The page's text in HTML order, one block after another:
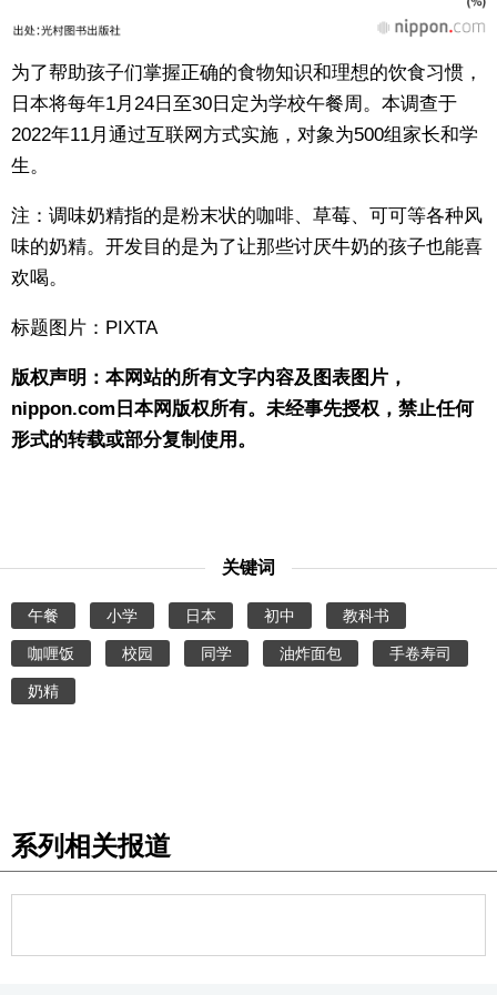
为了帮助孩子们掌握正确的食物知识和理想的饮食习惯，
日本将每年1月24日至30日定为学校午餐周。本调查于
2022年11月通过互联网方式实施，对象为500组家长和学
生。
注：调味奶精指的是粉末状的咖啡、草莓、可可等各种风
味的奶精。开发目的是为了让那些讨厌牛奶的孩子也能喜
欢喝。
标题图片：PIXTA
版权声明：本网站的所有文字内容及图表图片，
nippon.com日本网版权所有。未经事先授权，禁止任何
形式的转载或部分复制使用。
关键词
午餐 小学 日本 初中 教科书
咖喱饭 校园 同学 油炸面包 手卷寿司
奶精
系列相关报道